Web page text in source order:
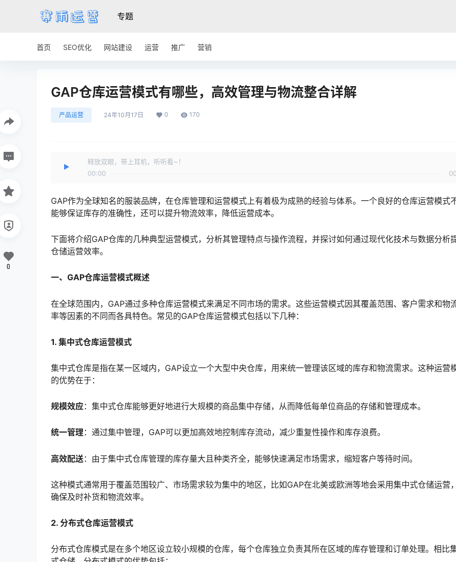
专题
首页 SEO优化 网站建设 运营 推广 营销
GAP仓库运营模式有哪些，高效管理与物流整合详解
产品运营 24年10月17日 0 170
释放双眼，带上耳机，听听看~！
00:00
GAP作为全球知名的服装品牌，在仓库管理和运营模式上有着极为成熟的经验与体系。一个良好的仓库运营模式
能够保证库存的准确性，还可以提升物流效率，降低运营成本。
下面将介绍GAP仓库的几种典型运营模式，分析其管理特点与操作流程，并探讨如何通过现代化技术与数据分析
仓储运营效率。
一、GAP仓库运营模式概述
在全球范围内，GAP通过多种仓库运营模式来满足不同市场的需求。这些运营模式因其覆盖范围、客户需求和物
率等因素的不同而各具特色。常见的GAP仓库运营模式包括以下几种：
1. 集中式仓库运营模式
集中式仓库是指在某一区域内，GAP设立一个大型中央仓库，用来统一管理该区域的库存和物流需求。这种运营
的优势在于：
规模效应：集中式仓库能够更好地进行大规模的商品集中存储，从而降低每单位商品的存储和管理成本。
统一管理 ：通过集中管理，GAP可以更加高效地控制库存流动，减少重复性操作和库存浪费。
高效配送：由于集中式仓库管理的库存量大且种类齐全，能够快速满足市场需求，缩短客户等待时间。
这种模式通常用于覆盖范围较广、市场需求较为集中的地区，比如GAP在北美或欧洲等地会采用集中式仓储运营
确保及时补货和物流效率。
2. 分布式仓库运营模式
分布式仓库模式是在多个地区设立较小规模的仓库，每个仓库独立负责其所在区域的库存管理和订单处理。相比
0